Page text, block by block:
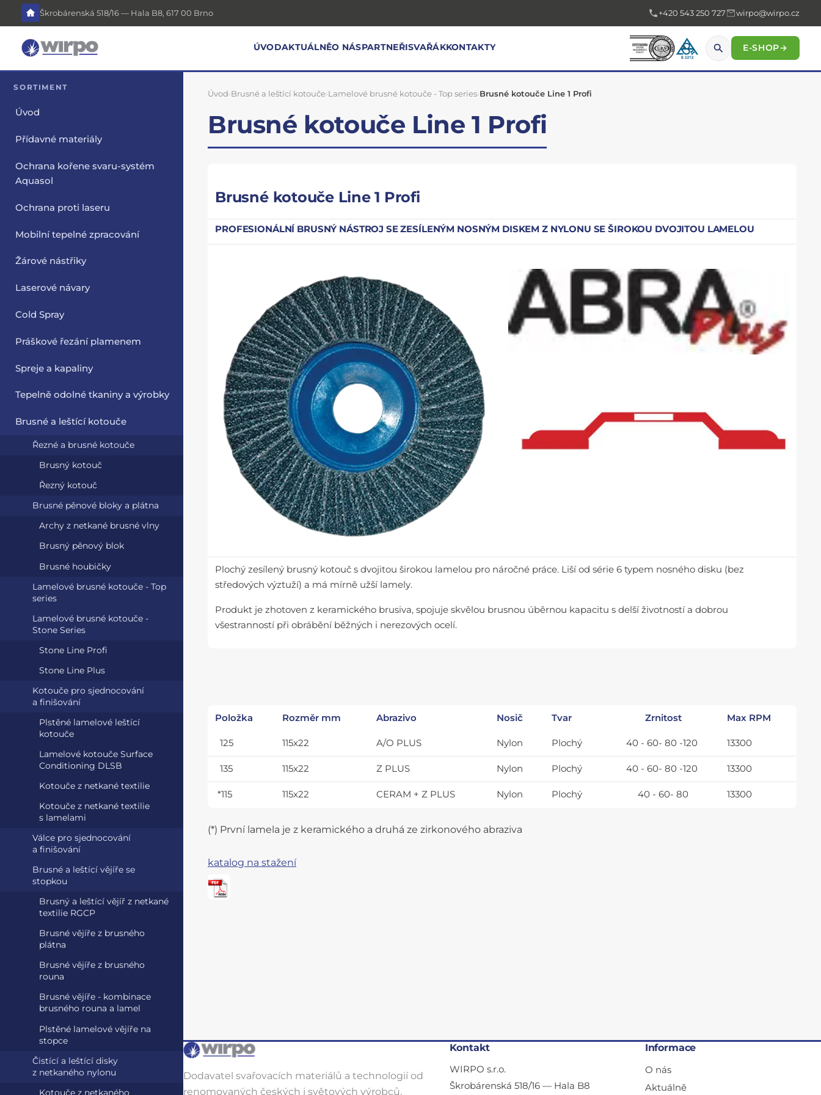
Škrobárenská 518/16 — Hala B8, 617 00 Brno +420 543 250 727 wirpo@wirpo.cz
ÚVODAKTUÁLNĚO NÁSPARTNEŘISVAŘÁKKONTAKTY E-SHOP→
SORTIMENT
Úvod
Přídavné materiály
Ochrana kořene svaru-systém
Aquasol
Ochrana proti laseru
Mobilní tepelné zpracování
Žárové nástřiky
Laserové návary
Cold Spray
Práškové řezání plamenem
Spreje a kapaliny
Tepelně odolné tkaniny a výrobky
Brusné a leštící kotouče
Řezné a brusné kotouče
Brusný kotouč
Řezný kotouč
Brusné pěnové bloky a plátna
Archy z netkané brusné vlny
Brusný pěnový blok
Brusné houbičky
Lamelové brusné kotouče - Top
series
Lamelové brusné kotouče -
Stone Series
Stone Line Profi
Stone Line Plus
Kotouče pro sjednocování
a finišování
Plstěné lamelové leštící
kotouče
Lamelové kotouče Surface
Conditioning DLSB
Kotouče z netkané textilie
Kotouče z netkané textilie
s lamelami
Válce pro sjednocování
a finišování
Brusné a leštící vějíře se
stopkou
Brusný a leštící vějíř z netkané
textilie RGCP
Brusné vějíře z brusného
plátna
Brusné vějíře z brusného
rouna
Brusné vějíře - kombinace
brusného rouna a lamel
Plstěné lamelové vějíře na
stopce
Čistící a leštící disky
z netkaného nylonu
Kotouče z netkaného
Úvod›Brusné a leštící kotouče›Lamelové brusné kotouče - Top series›Brusné kotouče Line 1 Profi
Brusné kotouče Line 1 Profi
Brusné kotouče Line 1 Profi
PROFESIONÁLNÍ BRUSNÝ NÁSTROJ SE ZESÍLENÝM NOSNÝM DISKEM Z NYLONU SE ŠIROKOU DVOJITOU LAMELOU
Plochý zesílený brusný kotouč s dvojitou širokou lamelou pro náročné práce. Liší od série 6 typem nosného disku (bez
středových výztuží) a má mírně užší lamely.
Produkt je zhotoven z keramického brusiva, spojuje skvělou brusnou úběrnou kapacitu s delší životností a dobrou
všestranností při obrábění běžných i nerezových ocelí.
Položka Rozměr mm Abrazivo Nosič Tvar Zrnitost Max RPM
125 115x22 A/O PLUS Nylon Plochý 40 - 60- 80 -120 13300
135 115x22 Z PLUS Nylon Plochý 40 - 60- 80 -120 13300
*115 115x22 CERAM + Z PLUS Nylon Plochý 40 - 60- 80 13300
(*) První lamela je z keramického a druhá ze zirkonového abraziva
katalog na stažení
Dodavatel svařovacích materiálů a technologií od
renomovaných českých i světových výrobců.
Kontakt
WIRPO s.r.o.
Škrobárenská 518/16 — Hala B8
Informace
O nás
Aktuálně